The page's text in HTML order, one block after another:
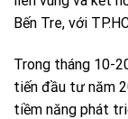
Bến Tre, với
Trong tháng 10-
tiến đầu tư năm
tiềm năng phát